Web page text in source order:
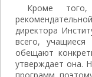
Кроме того,
директора
всего, учащиеся
обещают
утверждает она.